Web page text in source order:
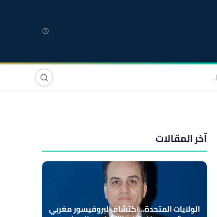
صوت وصورة
آخر المقالات
الولايات المتحدة.. اكتشاف لبروفيسور مغربي